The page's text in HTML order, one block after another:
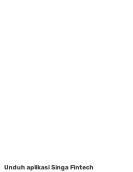
Unduh aplikasi Singa Fintech